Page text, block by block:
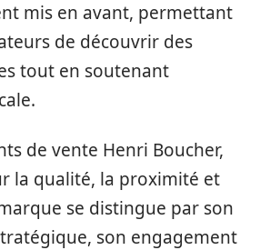
mis en avant, permettant
de découvrir des
tout en soutenant
de vente Henri Boucher,
la qualité, la proximité et
se distingue par son
son engagement